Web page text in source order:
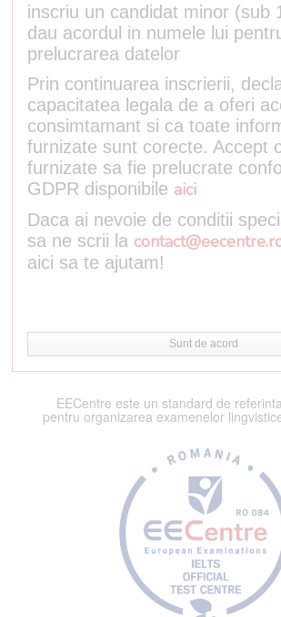
inscriu un candidat minor (sub
dau acordul in numele lui
prelucrarea datelor
Prin continuarea inscrierii,
capacitatea legala de a oferi
consimtamant si ca toate
furnizate sunt corecte. Accept
furnizate sa fie prelucrate
GDPR disponibile aici
Daca ai nevoie de conditii
sa ne scrii la
aici sa te ajutam!
Sunt de acord
EECentre este un standard de
pentru organizarea examenelor